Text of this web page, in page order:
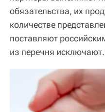
обязательства, их
количестве
поставляют
из перечня исключают.